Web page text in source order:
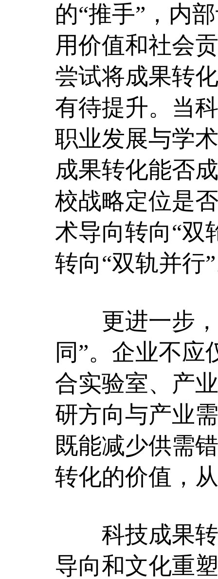
的“推手”，内
用价值和社会
尝试将成果转
有待提升。当
职业发展与学
成果转化能否
校战略定位是
术导向转向“双
转向“双轨并行
更进一步，
同”。企业不
合实验室、产
研方向与产业
既能减少供需
转化的价值，
科技成果转
导向和文化重